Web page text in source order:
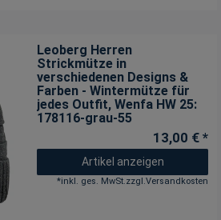
Leoberg Herren
Strickmütze in
verschiedenen Designs &
Farben - Wintermütze für
jedes Outfit, Wenfa HW 25:
178116-grau-55
13,00 € *
Artikel anzeigen
*inkl. ges. MwSt.zzgl.Versandkosten